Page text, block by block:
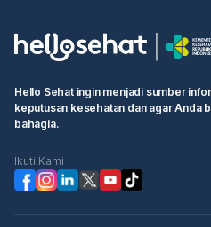
Hello Sehat ingin menjadi sumber
keputusan kesehatan dan agar Anda
bahagia.
Ikuti Kami